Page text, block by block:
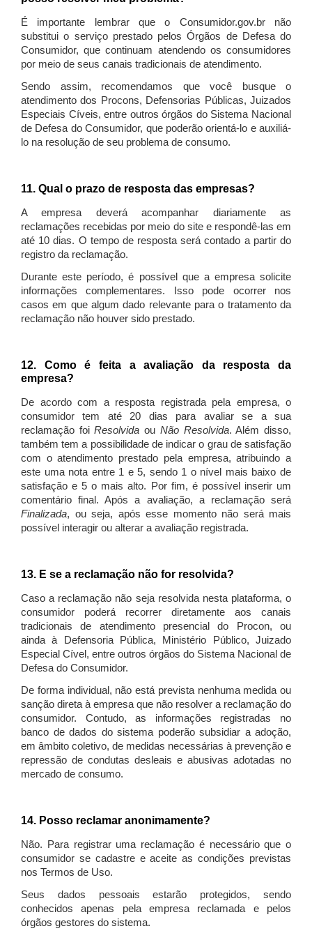
É importante lembrar que o Consumidor.gov.br não
substitui o serviço prestado pelos Órgãos de Defesa do
Consumidor, que continuam atendendo os consumidores
por meio de seus canais tradicionais de atendimento.
Sendo assim, recomendamos que você busque o
atendimento dos Procons, Defensorias Públicas, Juizados
Especiais Cíveis, entre outros órgãos do Sistema Nacional
de Defesa do Consumidor, que poderão orientá-lo e auxiliá-
lo na resolução de seu problema de consumo.
11. Qual o prazo de resposta das empresas?
A empresa deverá acompanhar diariamente as
reclamações recebidas por meio do site e respondê-las em
até 10 dias. O tempo de resposta será contado a partir do
registro da reclamação.
Durante este período, é possível que a empresa solicite
informações complementares. Isso pode ocorrer nos
casos em que algum dado relevante para o tratamento da
reclamação não houver sido prestado.
12. Como é feita a avaliação da resposta da
empresa?
De acordo com a resposta registrada pela empresa, o
consumidor tem até 20 dias para avaliar se a sua
reclamação foiResolvida ou Não Resolvida. Além disso,
também tem a possibilidade de indicar o grau de satisfação
com o atendimento prestado pela empresa, atribuindo a
este uma nota entre 1 e 5, sendo 1 o nível mais baixo de
satisfação e 5 o mais alto. Por fim, é possível inserir um
comentário final. Após a avaliação, a reclamação será
Finalizada, ou seja, após esse momento não será mais
possível interagir ou alterar a avaliação registrada.
13. E se a reclamação não for resolvida?
Caso a reclamação não seja resolvida nesta plataforma, o
consumidor poderá recorrer diretamente aos canais
tradicionais de atendimento presencial do Procon, ou
ainda à Defensoria Pública, Ministério Público, Juizado
Especial Cível, entre outros órgãos do Sistema Nacional de
Defesa do Consumidor.
De forma individual, não está prevista nenhuma medida ou
sanção direta à empresa que não resolver a reclamação do
consumidor. Contudo, as informações registradas no
banco de dados do sistema poderão subsidiar a adoção,
em âmbito coletivo, de medidas necessárias à prevenção e
repressão de condutas desleais e abusivas adotadas no
mercado de consumo.
14. Posso reclamar anonimamente?
Não. Para registrar uma reclamação é necessário que o
consumidor se cadastre e aceite as condições previstas
nos Termos de Uso.
Seus dados pessoais estarão protegidos, sendo
conhecidos apenas pela empresa reclamada e pelos
órgãos gestores do sistema.